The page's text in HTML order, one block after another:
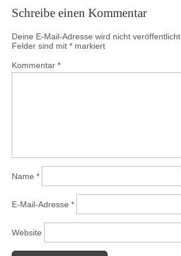
Schreibe einen Kommentar
Deine E-Mail-Adresse wird nicht veröffentlicht.
Felder sind mit * markiert
Kommentar *
Name *
E-Mail-Adresse *
Website